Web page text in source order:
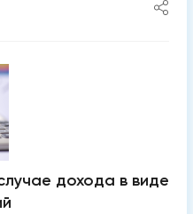
дохода в виде